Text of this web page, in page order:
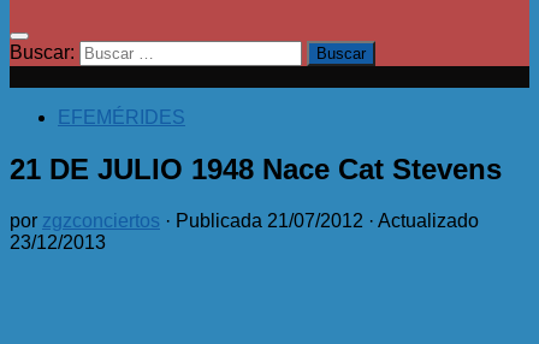
Buscar:
EFEMÉRIDES
21 DE JULIO 1948 Nace Cat Stevens
por zgzconciertos · Publicada 21/07/2012 · Actualizado
23/12/2013